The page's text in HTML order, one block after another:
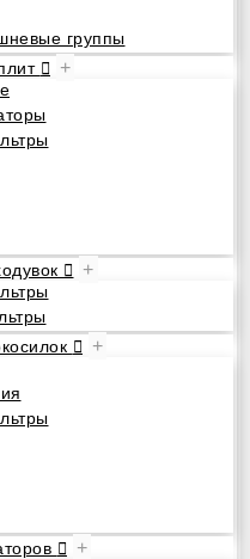
группы
+
+
+
+